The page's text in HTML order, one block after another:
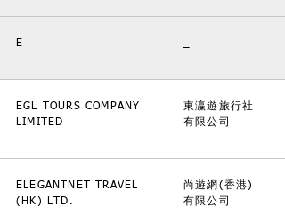
E
EGL TOURS COMPANY
LIMITED
東瀛遊旅行社
有限公司
ELEGANTNET TRAVEL
(HK) LTD.
尚遊網(香港)
有限公司